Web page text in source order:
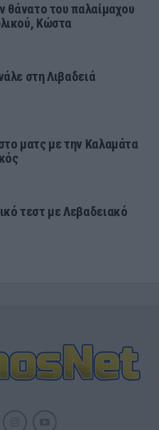
θάνατο του παλαίμαχου
Κώστα
στη Λιβαδειά
ματς με την Καλαμάτα
τεστ με Λεβαδειακό